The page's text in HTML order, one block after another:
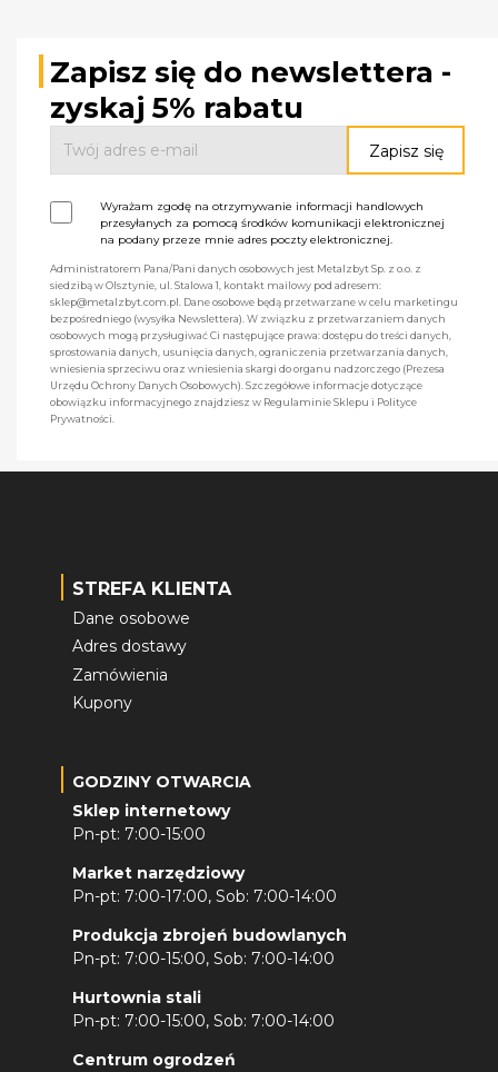
Zapisz się do newslettera -
zyskaj 5% rabatu
Wyrażam zgodę na otrzymywanie informacji handlowych
przesyłanych za pomocą środków komunikacji elektronicznej
na podany przeze mnie adres poczty elektronicznej.
Administratorem Pana/Pani danych osobowych jest Metalzbyt Sp. z o.o. z
siedzibą w Olsztynie, ul. Stalowa 1, kontakt mailowy pod adresem:
sklep@metalzbyt.com.pl. Dane osobowe będą przetwarzane w celu marketingu
bezpośredniego (wysyłka Newslettera). W związku z przetwarzaniem danych
osobowych mogą przysługiwać Ci następujące prawa: dostępu do treści danych,
sprostowania danych, usunięcia danych, ograniczenia przetwarzania danych,
wniesienia sprzeciwu oraz wniesienia skargi do organu nadzorczego (Prezesa
Urzędu Ochrony Danych Osobowych). Szczegółowe informacje dotyczące
obowiązku informacyjnego znajdziesz w Regulaminie Sklepu i Polityce
Prywatności.
STREFA KLIENTA
Dane osobowe
Adres dostawy
Zamówienia
Kupony
GODZINY OTWARCIA
Sklep internetowy
Pn-pt: 7:00-15:00
Market narzędziowy
Pn-pt: 7:00-17:00, Sob: 7:00-14:00
Produkcja zbrojeń budowlanych
Pn-pt: 7:00-15:00, Sob: 7:00-14:00
Hurtownia stali
Pn-pt: 7:00-15:00, Sob: 7:00-14:00
Centrum ogrodzeń